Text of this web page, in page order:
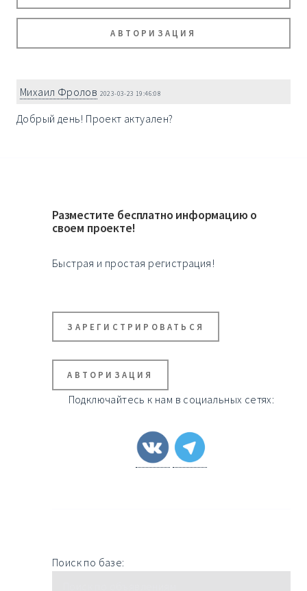
АВТОРИЗАЦИЯ
Михаил Фролов 2023-03-23 19:46:08
Добрый день! Проект актуален?
Разместите бесплатно информацию о
своем проекте!
Быстрая и простая регистрация!
ЗАРЕГИСТРИРОВАТЬСЯ
АВТОРИЗАЦИЯ
Подключайтесь к нам в социальных сетях:
Поиск по базе: